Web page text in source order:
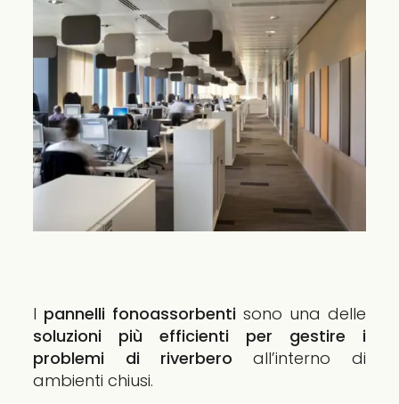
I pannelli fonoassorbenti sono una delle
soluzioni più efficienti per gestire i
problemi di riverberoall’interno di
ambienti chiusi.